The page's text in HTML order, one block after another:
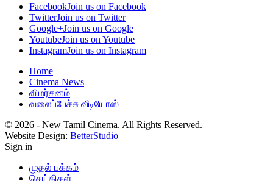
FacebookJoin us on Facebook
TwitterJoin us on Twitter
Google+Join us on Google
YoutubeJoin us on Youtube
InstagramJoin us on Instagram
Home
Cinema News
விமர்சனம்
வலைப்பேச்சு வீடியோஸ்
© 2026 - New Tamil Cinema. All Rights Reserved.
Website Design: BetterStudio
Sign in
முதல் பக்கம்
செய்திகள்